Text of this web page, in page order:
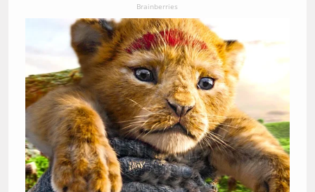
Brainberries